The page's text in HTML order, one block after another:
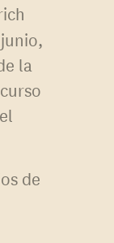
la
de